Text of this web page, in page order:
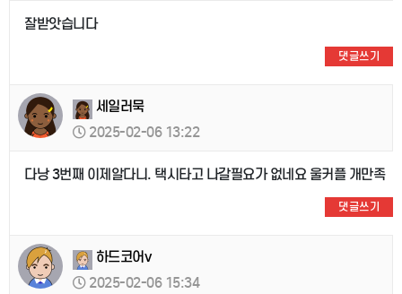
잘받앗습니다
댓글쓰기
세일러묵
2025-02-06 13:22
다낭 3번째 이제알다니. 택시타고 나갈필요가 없네요 울커플 개만족
댓글쓰기
하드코어v
2025-02-06 15:34